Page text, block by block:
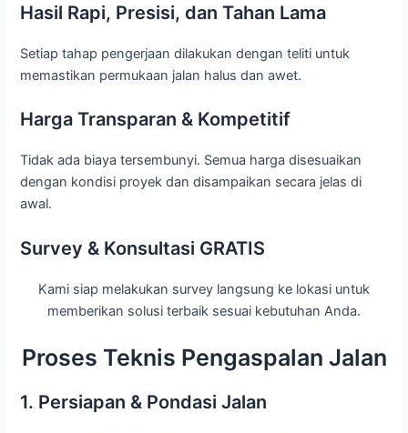
Hasil Rapi, Presisi, dan Tahan Lama
Setiap tahap pengerjaan dilakukan dengan teliti untuk
memastikan permukaan jalan halus dan awet.
Harga Transparan & Kompetitif
Tidak ada biaya tersembunyi. Semua harga disesuaikan
dengan kondisi proyek dan disampaikan secara jelas di
awal.
Survey & Konsultasi GRATIS
Kami siap melakukan survey langsung ke lokasi untuk
memberikan solusi terbaik sesuai kebutuhan Anda.
Proses Teknis Pengaspalan Jalan
1. Persiapan & Pondasi Jalan